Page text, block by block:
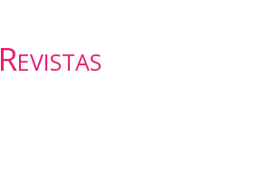
Revistas